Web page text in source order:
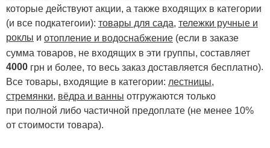
которые действуют акции, а также входящих в категории
(и все подкатегоии): товары для сада, тележки ручные и
роклы и отопление и водоснабжение (если в заказе
сумма товаров, не входящих в эти группы, составляет
4000 грн и более, то весь заказ доставляется бесплатно).
Все товары, входящие в категории: лестницы,
стремянки, вёдра и ванны отгружаются только
при полной либо частичной предоплате (не менее 10%
от стоимости товара).